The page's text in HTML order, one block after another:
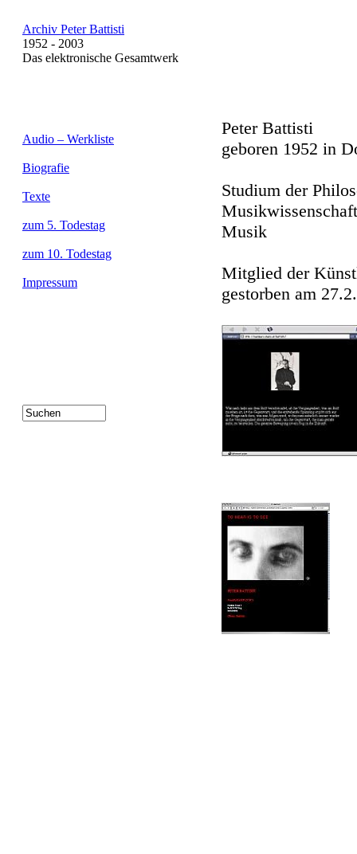
Archiv Peter Battisti
1952 - 2003
Das elektronische Gesamtwerk
Audio – Werkliste
Biografie
Texte
zum 5. Todestag
zum 10. Todestag
Impressum
Peter Battisti
geboren 1952 in
Studium der
Musik
Mitglied der
gestorben am